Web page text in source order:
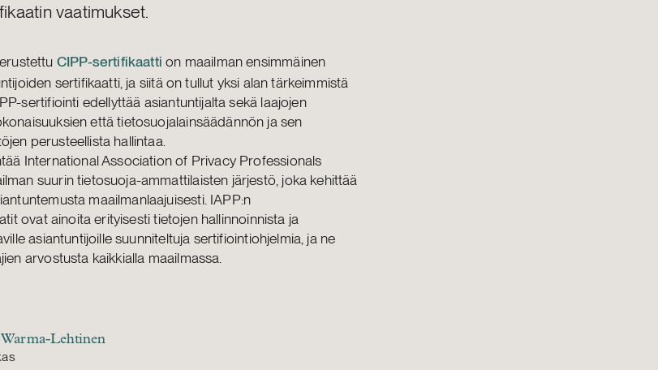
vaatimukset.
CIPP-sertifikaatti on maailman ensimmäinen
sertifikaatti, ja siitä on tullut yksi alan tärkeimmistä
sertifiointi edellyttää asiantuntijalta sekä laajojen
että tietosuojalainsäädännön ja sen
perusteellista hallintaa.
International Association of Privacy Professionals
suurin tietosuoja-ammattilaisten järjestö, joka kehittää
maailmanlaajuisesti. IAPP:n
ovat ainoita erityisesti tietojen hallinnoinnista ja
asiantuntijoille suunniteltuja sertifiointiohjelmia, ja ne
arvostusta kaikkialla maailmassa.
Lehtinen